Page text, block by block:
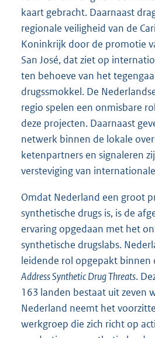
kaart gebracht. Daarnaast
regionale veiligheid van de
Koninkrijk door de promotie
San José, dat ziet op
ten behoeve van het
drugssmokkel. De
regio spelen een onmisbare
deze projecten. Daarnaast
netwerk binnen de lokale
ketenpartners en signaleren
versteviging van
Omdat Nederland een groot
synthetische drugs is, is de
ervaring opgedaan met het
synthetische drugslabs.
leidende rol opgepakt binnen
Address Synthetic Drug Threats.
163 landen bestaat uit zeven
Nederland neemt het
werkgroep die zich richt op